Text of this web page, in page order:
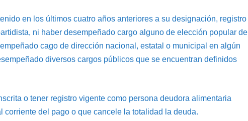
en los últimos cuatro años anteriores a su designación, registro
ni haber desempeñado cargo alguno de elección popular de
cago de dirección nacional, estatal o municipal en algún
diversos cargos públicos que se encuentran definidos
o tener registro vigente como persona deudora alimentaria
corriente del pago o que cancele la totalidad la deuda.